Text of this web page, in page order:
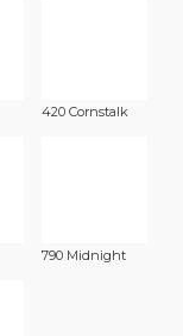
420 Cornstalk
790 Midnight